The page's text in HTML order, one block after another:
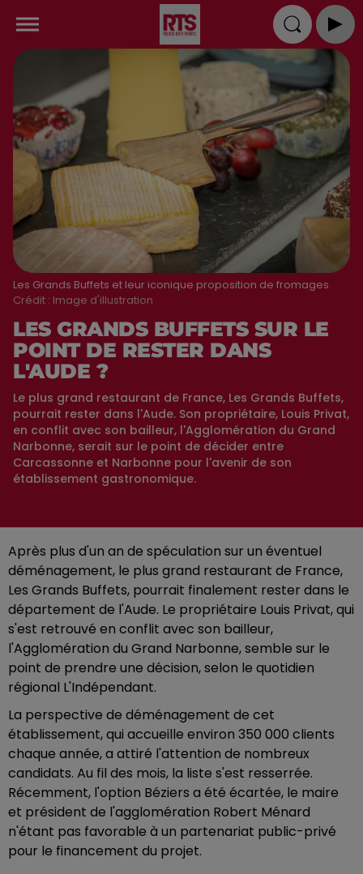
Les Grands Buffets et leur iconique proposition de fromages.
Crédit : Image d'illustration
LES GRANDS BUFFETS SUR LE
POINT DE RESTER DANS
L'AUDE ?
Le plus grand restaurant de France, Les Grands Buffets,
pourrait rester dans l'Aude. Son propriétaire, Louis Privat,
en conflit avec son bailleur, l'Agglomération du Grand
Narbonne, serait sur le point de décider entre
Carcassonne et Narbonne pour l'avenir de son
établissement gastronomique.
Après plus d'un an de spéculation sur un éventuel
déménagement, le plus grand restaurant de France,
Les Grands Buffets, pourrait finalement rester dans le
département de l'Aude. Le propriétaire Louis Privat, qui
s'est retrouvé en conflit avec son bailleur,
l'Agglomération du Grand Narbonne, semble sur le
point de prendre une décision, selon le quotidien
régional L'Indépendant.
La perspective de déménagement de cet
établissement, qui accueille environ 350 000 clients
chaque année, a attiré l'attention de nombreux
candidats. Au fil des mois, la liste s'est resserrée.
Récemment, l'option Béziers a été écartée, le maire
et président de l'agglomération Robert Ménard
n'étant pas favorable à un partenariat public-privé
pour le financement du projet.